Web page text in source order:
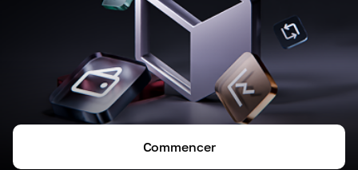
Commencer